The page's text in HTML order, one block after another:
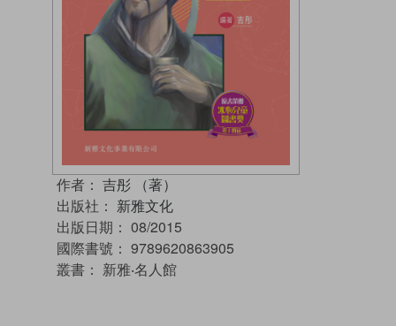
作者： 吉彤 （著）
出版社： 新雅文化
出版日期： 08/2015
國際書號： 9789620863905
叢書： 新雅‧名人館